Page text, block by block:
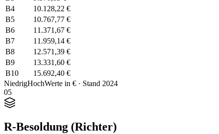
B4
10.128,22 €
B5
10.767,77 €
B6
11.371,67 €
B7
11.959,14 €
B8
12.571,39 €
B9
13.331,60 €
B10
15.692,40 €
NiedrigHochWerte in € · Stand 2024
05
R-Besoldung (Richter)